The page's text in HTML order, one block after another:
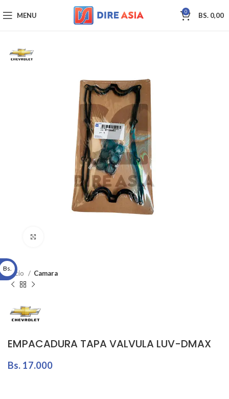
MENU 0 BS. 0,00
Inicio Camara
EMPACADURA TAPA VALVULA LUV-DMAX
Bs. 17.000
Bs.